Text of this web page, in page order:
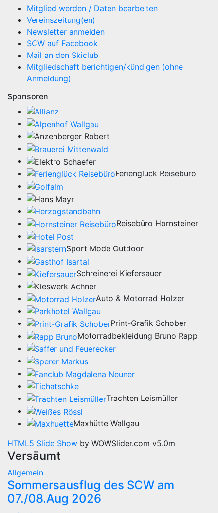
Mitglied werden / Daten bearbeiten
Vereinszeitung(en)
Newsletter anmelden
SCW auf Facebook
Mail an den Skiclub
Mitgliedschaft berichtigen/kündigen (ohne
Anmeldung)
Sponsoren
Ferienglück Reisebüro
Reisebüro Hornsteiner
Sport Mode Outdoor
Schreinerei Kiefersauer
Auto & Motorrad Holzer
Print-Grafik Schober
Motorradbekleidung Bruno Rapp
Trachten Leismüller
Maxhütte Wallgau
HTML5 Slide Show by WOWSlider.com v5.0m
Versäumt
Allgemein
Sommersausflug des SCW am
07./08.Aug 2026